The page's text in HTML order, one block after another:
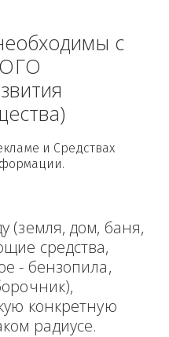
с
и Средствах
(земля, дом, баня,
средства,
- бензопила,
конкретную
радиусе.